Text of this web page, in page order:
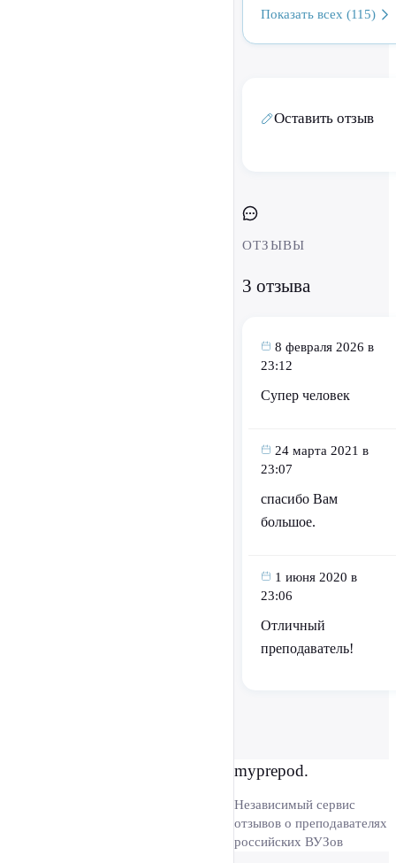
Показать всех (115)
Оставить отзыв
ОТЗЫВЫ
3 отзыва
8 февраля 2026 в
23:12
Супер человек
24 марта 2021 в
23:07
спасибо Вам
большое.
1 июня 2020 в
23:06
Отличный
преподаватель!
myprepod.
Независимый сервис
отзывов о преподавателях
российских ВУЗов